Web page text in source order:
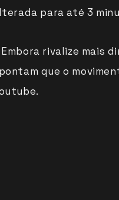
para até 3
Embora rivalize mais
que o